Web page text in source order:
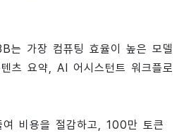
는 가장 컴퓨팅 효율이 높은 모델
츠 요약, AI 어시스턴트 워크플로
비용을 절감하고, 100만 토큰